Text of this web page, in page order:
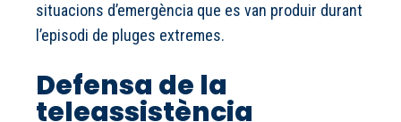
situacions d’emergència que es van produir durant
l’episodi de pluges extremes.
Defensa de la
teleassistència